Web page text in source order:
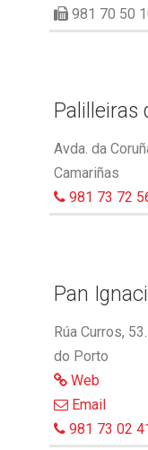
981 70 50
Palilleiras
Avda. da
Camariñas
981 73 72
Pan
Rúa Curros,
do Porto
Web
Email
981 73 02